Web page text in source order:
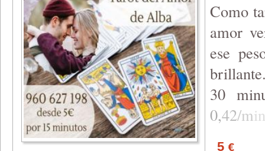
Como
amor
ese
30
0,42/min
5 €